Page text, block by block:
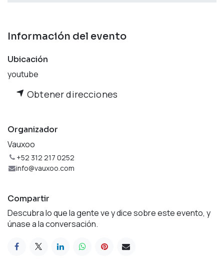
Información del evento
Ubicación
youtube
Obtener direcciones
Organizador
Vauxoo
+52 312 217 0252
info@vauxoo.com
Compartir
Descubra lo que la gente ve y dice sobre este evento, y
únase a la conversación.